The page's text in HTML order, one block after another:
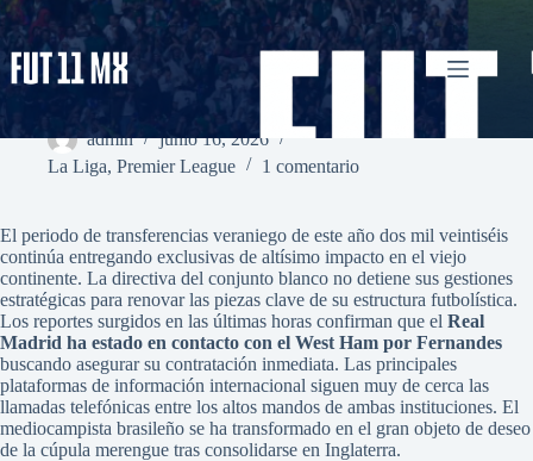
Saltar
al
contenido
El Real Madrid ha estado en contacto con el West Ham por
Fernandes
admin
junio 16, 2026
La Liga, Premier League 1 comentario
El periodo de transferencias veraniego de este año dos mil veintiséis
continúa entregando exclusivas de altísimo impacto en el viejo
continente. La directiva del conjunto blanco no detiene sus gestiones
estratégicas para renovar las piezas clave de su estructura futbolística.
Los reportes surgidos en las últimas horas confirman que el Real
Madrid ha estado en contacto con el West Ham por Fernandes
buscando asegurar su contratación inmediata. Las principales
plataformas de información internacional siguen muy de cerca las
llamadas telefónicas entre los altos mandos de ambas instituciones. El
mediocampista brasileño se ha transformado en el gran objeto de deseo
de la cúpula merengue tras consolidarse en Inglaterra.